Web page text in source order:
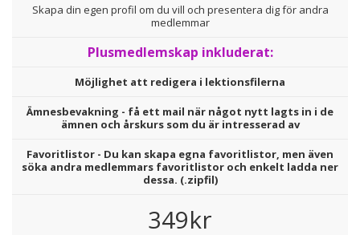
Skapa din egen profil om du vill och presentera dig för andra
medlemmar
Plusmedlemskap inkluderat:
Möjlighet att redigera i lektionsfilerna
Ämnesbevakning - få ett mail när något nytt lagts in i de
ämnen och årskurs som du är intresserad av
Favoritlistor - Du kan skapa egna favoritlistor, men även
söka andra medlemmars favoritlistor och enkelt ladda ner
dessa. (.zipfil)
349kr